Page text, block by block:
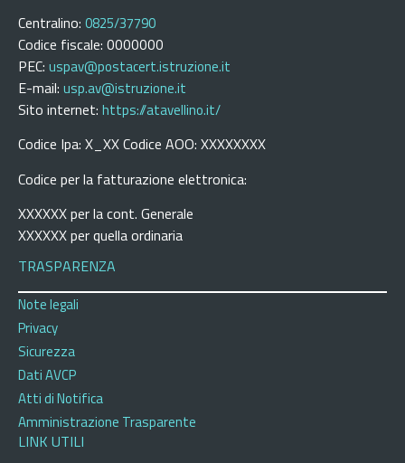
Centralino: 0825/37790
Codice fiscale: 0000000
PEC: uspav@postacert.istruzione.it
E-mail: usp.av@istruzione.it
Sito internet: https://atavellino.it/
Codice Ipa: X_XX Codice AOO: XXXXXXXX
Codice per la fatturazione elettronica:
XXXXXX per la cont. Generale
XXXXXX per quella ordinaria
TRASPARENZA
Note legali
Privacy
Sicurezza
Dati AVCP
Atti di Notifica
Amministrazione Trasparente
LINK UTILI